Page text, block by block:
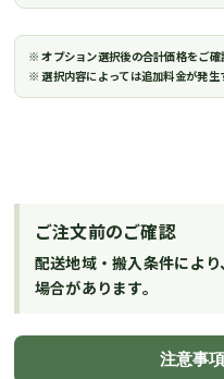
※ オプション選択後の合計価格をご確
※ 選択内容によっては追加料金が発生
ご注文前のご確認
配送地域・搬入条件によ
場合があります。
注意事